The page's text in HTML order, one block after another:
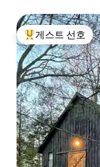
상위 게스트 선호
게스트 선호